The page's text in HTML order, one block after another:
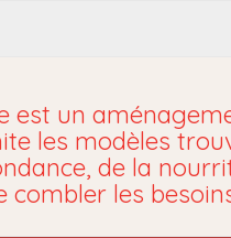
est un
les modèles
de la
combler les